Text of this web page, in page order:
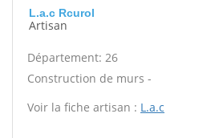
L.a.c Rcurol
Artisan
Département: 26
Construction de murs -
Voir la fiche artisan : L.a.c